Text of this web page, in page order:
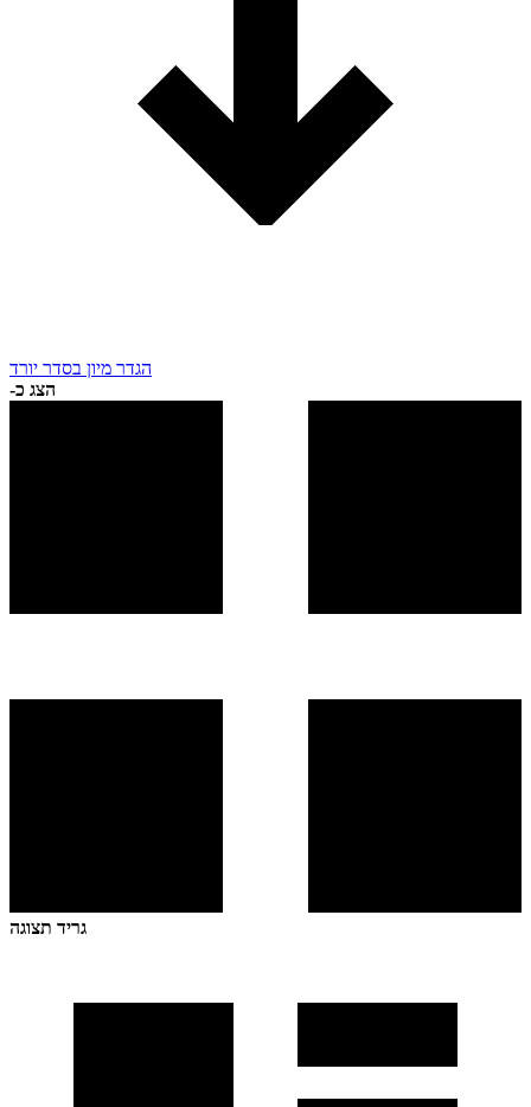
הגדר מיון בסדר יורד
הצג כ-
גריד תצוגה